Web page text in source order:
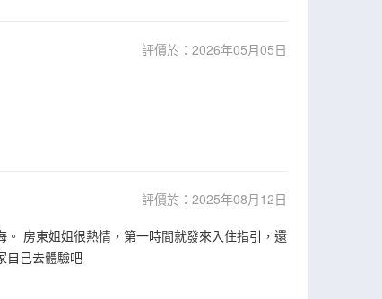
評價於：2026年05月05日
評價於：2025年08月12日
房東姐姐很熱情，第一時間就發來入住指引，還
自己去體驗吧